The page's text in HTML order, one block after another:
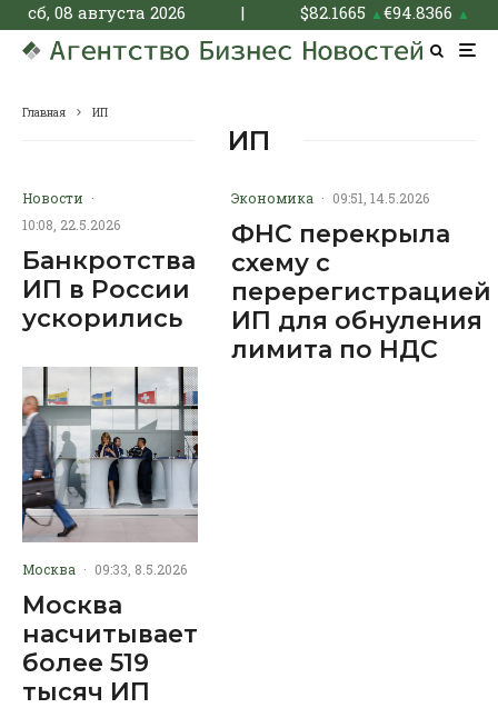
сб, 08 августа 2026 | $82.1665 ▲€94.8366 ▲
Главная ИП
ИП
Новости ·
10:08, 22.5.2026
Банкротства
ИП в России
ускорились
Москва · 09:33, 8.5.2026
Москва
насчитывает
более 519
тысяч ИП
Экономика · 09:51, 14.5.2026
ФНС перекрыла
схему с
перерегистрацией
ИП для обнуления
лимита по НДС